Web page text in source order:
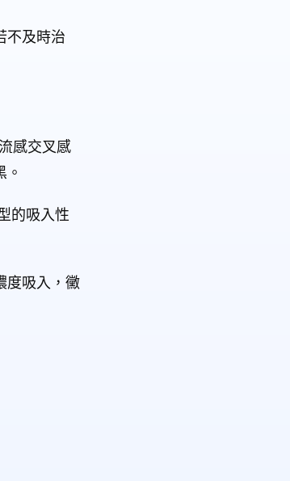
不及時治
感交叉感
的吸入性
度吸入，黴